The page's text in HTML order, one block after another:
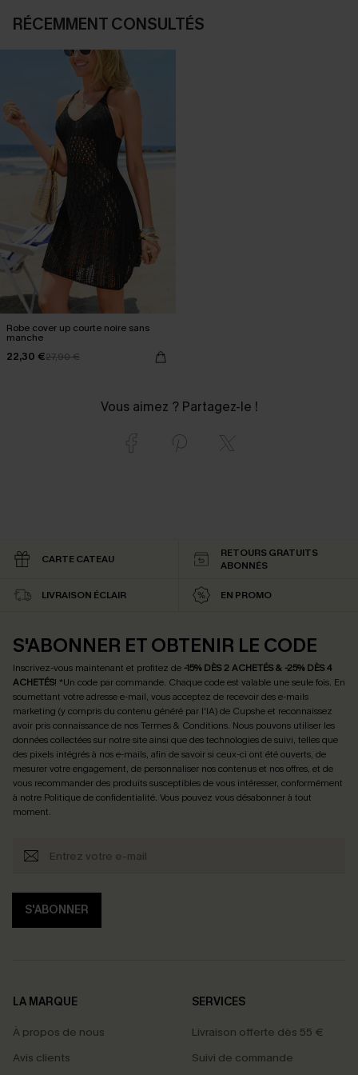
RÉCEMMENT CONSULTÉS
Robe cover up courte noire sans
manche
22,30 €27,90 €
Vous aimez ? Partagez-le !
CARTE CATEAU
RETOURS GRATUITS
ABONNÉS
LIVRAISON ÉCLAIR EN PROMO
S'ABONNER ET OBTENIR LE CODE
Inscrivez-vous maintenant et profitez de -15% DÈS 2 ACHETÉS & -25% DÈS 4
ACHETÉS! *Un code par commande. Chaque code est valable une seule fois. En
soumettant votre adresse e-mail, vous acceptez de recevoir des e-mails
marketing (y compris du contenu généré par l'IA) de Cupshe et reconnaissez
avoir pris connaissance de nosTermes & Conditions. Nous pouvons utiliser les
données collectées sur notre site ainsi que des technologies de suivi, telles que
des pixels intégrés à nos e-mails, afin de savoir si ceux-ci ont été ouverts, de
mesurer votre engagement, de personnaliser nos contenus et nos offres, et de
vous recommander des produits susceptibles de vous intéresser, conformément
à notre Politique de confidentialité. Vous pouvez vous désabonner à tout
moment.
S'ABONNER
LA MARQUE
À propos de nous
Avis clients
SERVICES
Livraison offerte dès 55 €
Suivi de commande